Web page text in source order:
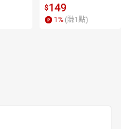
4【有聲書】
$149
1 % (賺1 點)